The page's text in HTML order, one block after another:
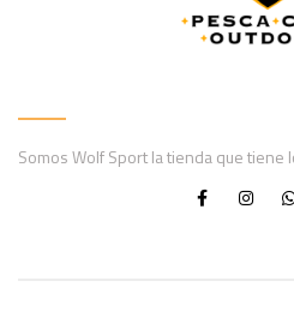
Somos Wolf Sport la tienda que tiene